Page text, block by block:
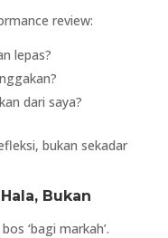
review:
lepas?
dari saya?
bukan sekadar
Bukan
‘bagi markah’.